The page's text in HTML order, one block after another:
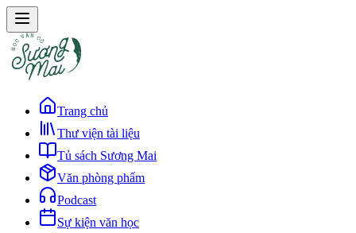
Trang chủ
Thư viện tài liệu
Tủ sách Sương Mai
Văn phòng phẩm
Podcast
Sự kiện văn học